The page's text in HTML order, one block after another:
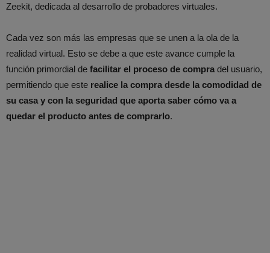
Zeekit, dedicada al desarrollo de probadores virtuales.
Cada vez son más las empresas que se unen a la ola de la
realidad virtual. Esto se debe a que este avance cumple la
función primordial de facilitar el proceso de compra del usuario,
permitiendo que este realice la compra desde la comodidad de
su casa y con la seguridad que aporta saber cómo va a
quedar el producto antes de comprarlo.